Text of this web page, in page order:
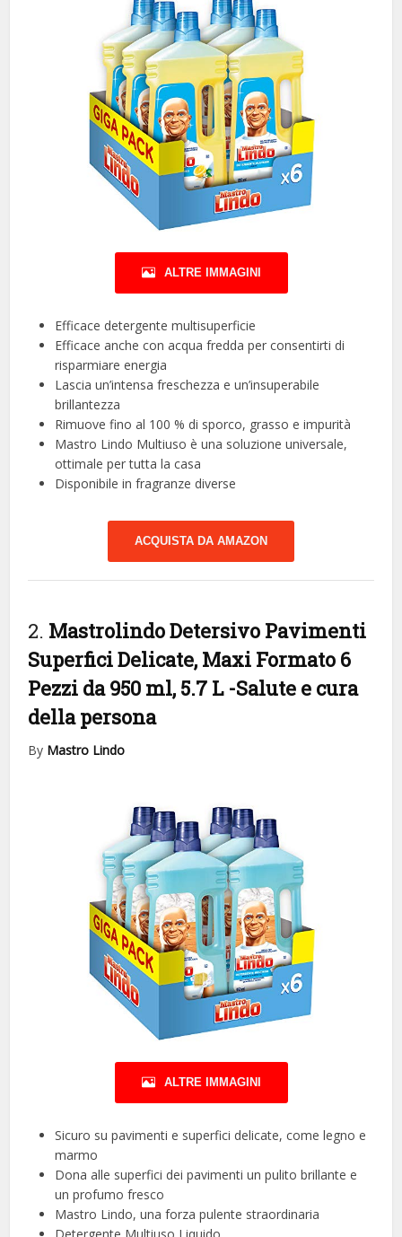
ALTRE IMMAGINI
Efficace detergente multisuperficie
Efficace anche con acqua fredda per consentirti di
risparmiare energia
Lascia un’intensa freschezza e un’insuperabile
brillantezza
Rimuove fino al 100 % di sporco, grasso e impurità
Mastro Lindo Multiuso è una soluzione universale,
ottimale per tutta la casa
Disponibile in fragranze diverse
ACQUISTA DA AMAZON
2. Mastrolindo Detersivo Pavimenti
Superfici Delicate, Maxi Formato 6
Pezzi da 950 ml, 5.7 L -Salute e cura
della persona
By Mastro Lindo
ALTRE IMMAGINI
Sicuro su pavimenti e superfici delicate, come legno e
marmo
Dona alle superfici dei pavimenti un pulito brillante e
un profumo fresco
Mastro Lindo, una forza pulente straordinaria
Detergente Multiuso Liquido